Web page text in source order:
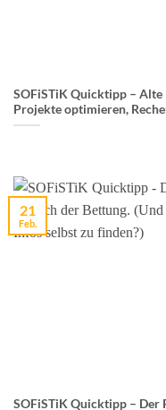
SOFiSTiK Quicktipp –
Projekte optimieren,
SOFiSTiK Quicktipp – Der
21
Feb.